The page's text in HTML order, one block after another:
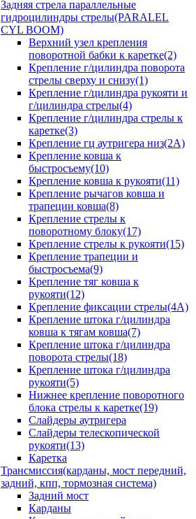
Задняя стрела параллельные
гидроцилиндры стрелы(PARALEL
CYL BOOM)
Верхний узел крепления
поворотной бабки к каретке(2)
Крепление г/цилиндра поворота
стрелы сверху и снизу(1)
Крепление г/цилиндра рукояти и
г/цилиндра стрелы(4)
Крепление г/цилиндра стрелы к
каретке(3)
Крепление гц аутригера низ(2А)
Крепление ковша к
быстросъему(10)
Крепление ковша к рукояти(11)
Крепление рычагов ковша и
трапеции ковша(8)
Крепление стрелы к
поворотному блоку(17)
Крепление стрелы к рукояти(15)
Крепление трапеции и
быстросъема(9)
Крепление тяг ковша к
рукояти(12)
Крепление фиксации стрелы(4A)
Крепление штока г/цилиндра
ковша к тягам ковша(7)
Крепление штока г/цилиндра
поворота стрелы(18)
Крепление штока г/цилиндра
рукояти(5)
Нижнее крепление поворотного
блока стрелы к каретке(19)
Слайдеры аутригера
Слайдеры телескопической
рукояти(13)
Каретка
Трансмиссия(карданы, мост передний,
задний, кпп, тормозная система)
Задний мост
Карданы